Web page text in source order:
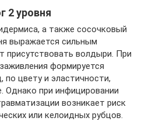
2 уровня
а также сосочковый
выражается сильным
присутствовать волдыри. При
формируется
цвету и эластичности,
Однако при инфицировании
возникает риск
или келоидных рубцов.